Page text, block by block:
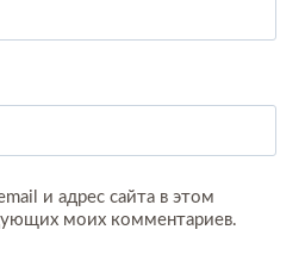
и адрес сайта в этом
моих комментариев.